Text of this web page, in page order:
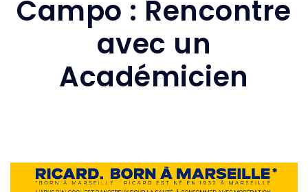
Campo : Rencontre
avec un
Académicien